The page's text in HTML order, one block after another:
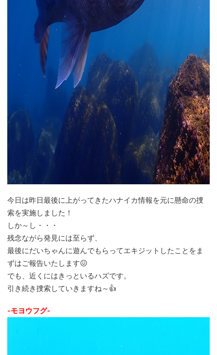
今日は昨日最後に上がってきたハナイカ情報を元に懸命の捜
索を実施しました！
しか～し・・・
残念ながら発見には至らず、
最後にだいちゃんに遊んでもらってエキジットしたことをま
ずはご報告いたします😖
でも、近くにはきっといるハズです。
引き続き捜索していきますね～👍
-モヨウフグ-